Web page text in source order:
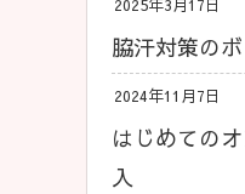
2025年3月17日
脇汗対策の
2024年11月7日
はじめての
入